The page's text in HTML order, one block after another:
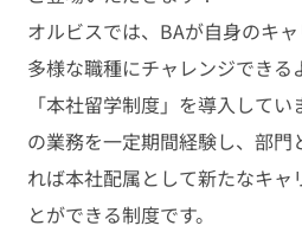
オルビスでは、BAが自身のキャ
多様な職種にチャレンジできる
「本社留学制度」を導入して
の業務を一定期間経験し、部
れば本社配属として新たなキャ
とができる制度です。